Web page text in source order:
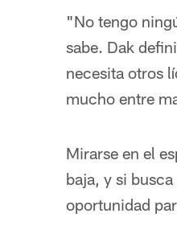
"No tengo
sabe. Dak
necesita otros
mucho entre
Mirarse en el
baja, y si
oportunidad